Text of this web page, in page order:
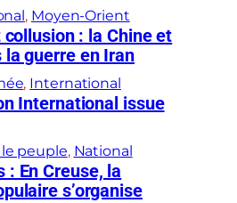
, Moyen-Orient
: la Chine et
la guerre en Iran
, International
International issue
peuple, National
: En Creuse, la
s’organise